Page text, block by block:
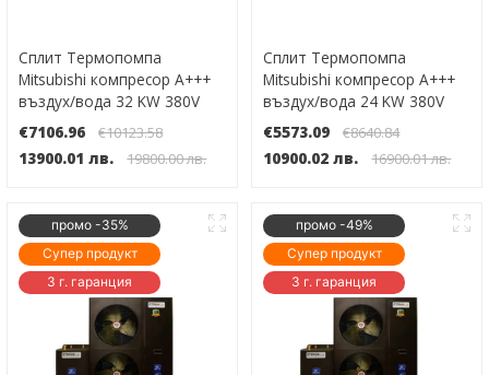
Сплит Термопомпа
Mitsubishi компресор А+++
въздух/вода 32 KW 380V
Инверторна WI-FI до -30°
€7106.96 €10123.58
13900.01 лв. 19800.00 лв.
Сплит Термопомпа
Mitsubishi компресор А+++
въздух/вода 24 KW 380V
Инверторна WI-FI до -30°
€5573.09 €8640.84
10900.02 лв. 16900.01 лв.
промо -35%
Супер продукт
3 г. гаранция
промо -49%
Супер продукт
3 г. гаранция